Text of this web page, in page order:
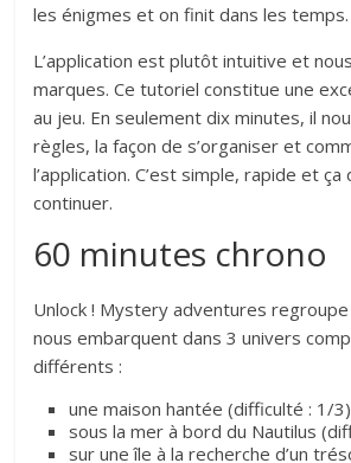
les énigmes et on finit dans les temps.
L’application est plutôt intuitive et
marques. Ce tutoriel constitue une
au jeu. En seulement dix minutes, il
règles, la façon de s’organiser et
l’application. C’est simple, rapide et
continuer.
60 minutes chrono
Unlock ! Mystery adventures
nous embarquent dans 3 univers
différents :
une maison hantée (difficulté : 1/3)
sous la mer à bord du Nautilus
sur une île à la recherche d’un